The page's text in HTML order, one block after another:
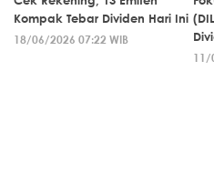
Kompak Tebar Dividen Hari Ini
18/06/2026 07:22 WIB
11/